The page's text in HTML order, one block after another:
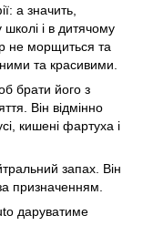
а значить,
школі і в дитячому
не морщиться та
та красивими.
брати його з
Він відмінно
кишені фартуха і
запах. Він
призначенням.
даруватиме